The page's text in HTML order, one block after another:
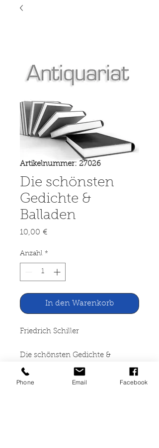
Artikelnummer: 27026
Die schönsten
Gedichte &
Balladen
10,00 €Preis
Anzahl *
In den Warenkorb
Friedrich Schiller
Die schönsten Gedichte &
Balladen
Phone Email Facebook